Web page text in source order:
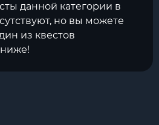
данной категории в
но вы можете
из квестов